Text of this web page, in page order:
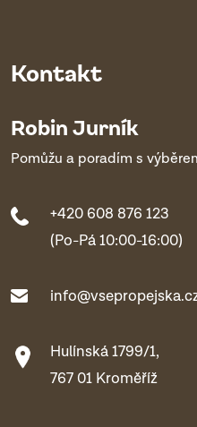
Kontakt
Robin Jurník
Pomůžu a poradím s
+420 608 876 123
(Po-Pá 10:00-16:00)
Hulínská 1799/1,
767 01 Kroměříž